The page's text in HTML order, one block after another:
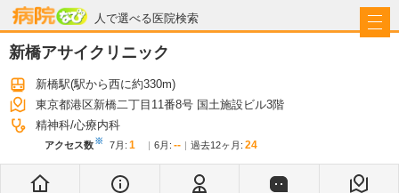
人で選べる医院検索
病院なび
新橋アサイクリニック
新橋駅(駅から西に約330m)
東京都港区新橋二丁目11番8号 国土施設ビル3階
精神科 心療内科
アクセス数※ 7月 : 1 6月 : -- 過去12ヶ月: 24